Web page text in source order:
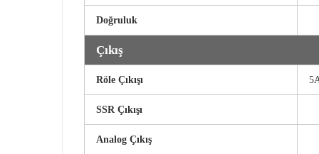
Doğruluk
Çıkış
Röle Çıkışı
SSR Çıkışı
Analog Çıkış